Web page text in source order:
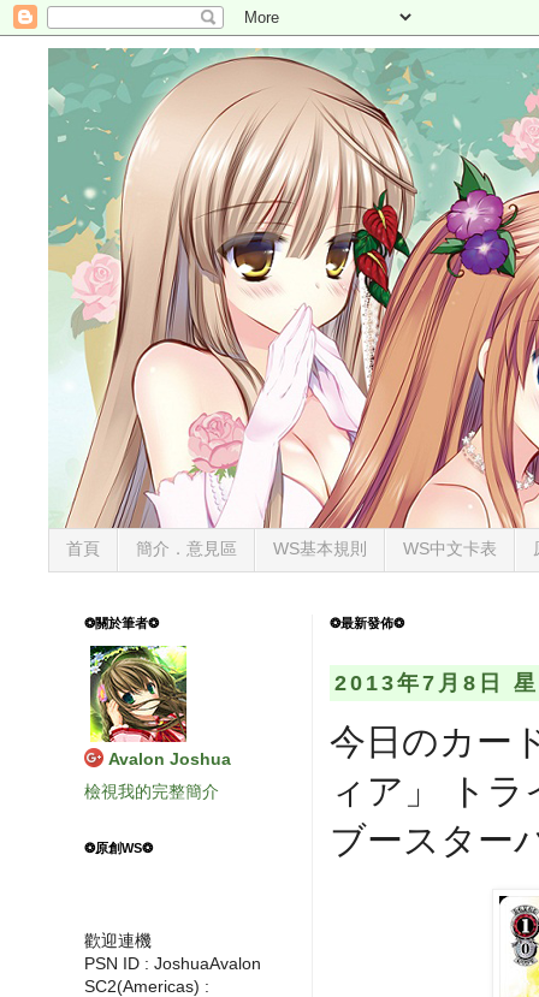
首頁 簡介．意見區 WS基本規則 WS中文卡表
❂最新發佈❂
2013年7月8日
今日のカー
ィア」 ト
ブースター
❂關於筆者❂
Avalon Joshua
檢視我的完整簡介
❂原創WS❂
歡迎連機
PSN ID : JoshuaAvalon
SC2(Americas) :